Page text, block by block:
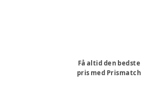
Få altid den bedste
pris med Prismatch